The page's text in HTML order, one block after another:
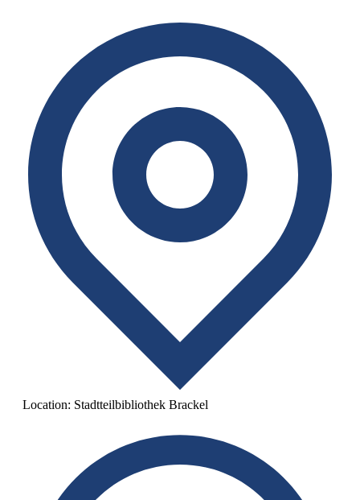
Location: Stadtteilbibliothek Brackel